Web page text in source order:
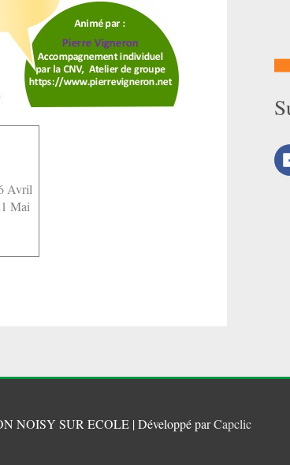
Avril
Mai
NOISY SUR ECOLE | Développé parCapclic